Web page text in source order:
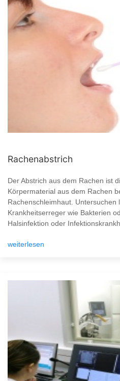
Rachenabstrich
Der Abstrich aus dem Rachen ist
Körpermaterial aus dem Rachen
Rachenschleimhaut. Untersuchen
Krankheitserreger wie Bakterien
Halsinfektion oder
weiterlesen